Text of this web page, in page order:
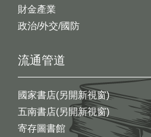
財金產業
政治/外交/國防
流通管道
國家書店(另開新視窗)
五南書店(另開新視窗)
寄存圖書館